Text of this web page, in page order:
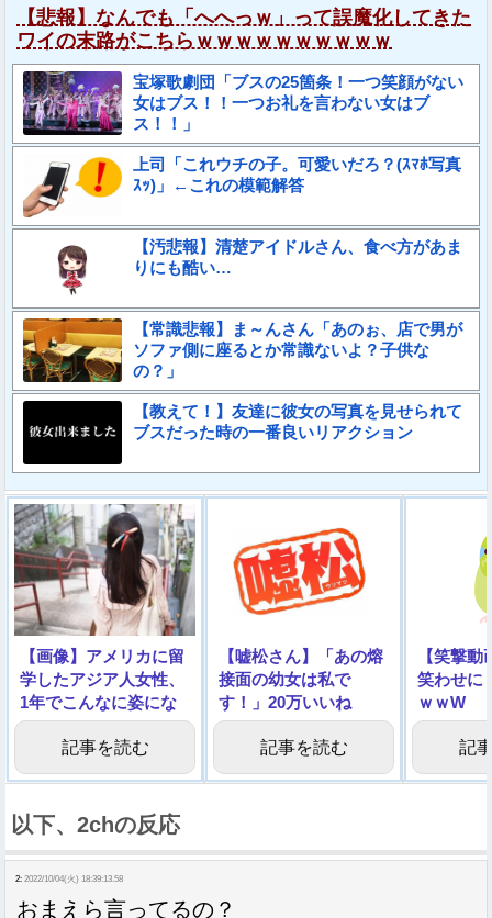
【悲報】なんでも「へへっｗ」って誤魔化してきた
ワイの末路がこちらｗｗｗｗｗｗｗｗｗｗ
宝塚歌劇団「ブスの25箇条！一つ笑顔がない
女はブス！！一つお礼を言わない女はブ
ス！！」
上司「これウチの子。可愛いだろ？(ｽﾏﾎ写真
ｽｯ)」←これの模範解答
【汚悲報】清楚アイドルさん、食べ方があま
りにも酷い…
【常識悲報】ま～んさん「あのぉ、店で男が
ソファ側に座るとか常識ないよ？子供な
の？」
【教えて！】友達に彼女の写真を見せられて
ブスだった時の一番良いリアクション
【画像】アメリカに留
学したアジア人女性、
1年でこんなに姿にな
ってしまう…
記事を読む
【嘘松さん】「あの熔
接面の幼女は私で
す！」20万いいね
→「やっぱり私じゃあ
りませんでした！」
記事を読む
【笑撃
笑わせに
ｗｗW
記
以下、2chの反応
2: 2022/10/04(火) 18:39:13.58
おまえら言ってるの？